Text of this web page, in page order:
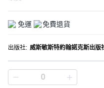
免運 免費退貨
出版社: 威斯敏斯特約翰諾克斯出版